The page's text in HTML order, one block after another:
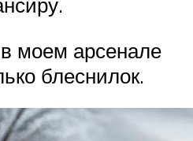
моем арсенале
блеснилок.